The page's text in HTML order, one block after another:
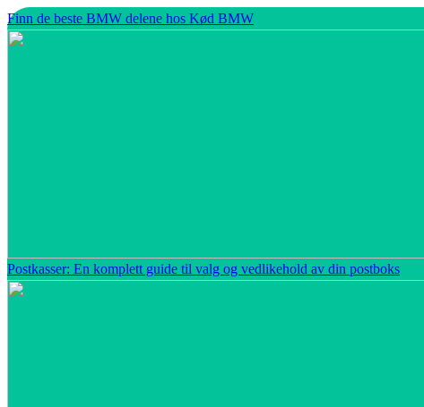
Finn de beste BMW delene hos Kød BMW
Postkasser: En komplett guide til valg og vedlikehold av din postboks